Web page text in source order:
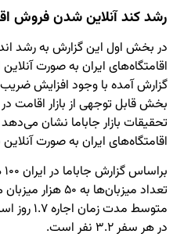
رشد کند آنلاین شدن فروش
در بخش اول این گزارش به رشد
اقامتگاه‌های ایران به صورت
گزارش آمده با وجود افزایش
بخش قابل توجهی از بازار اقامت
اقامتگاه‌های ایران به صورت
تعداد میزبان‌ها به
متوسط
در هر سفر ۳.۲ نفر است.